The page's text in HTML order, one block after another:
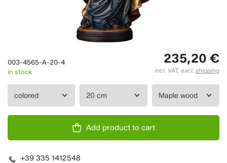
235,20 €
incl. VAT, excl. shipping
003-4565-A-20-4
in stock
Add product to cart
+39 335 1412548